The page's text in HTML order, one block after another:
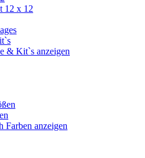
12 x 12
& Kit`s anzeigen
Farben anzeigen